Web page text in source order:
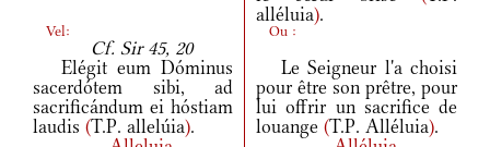
alléluia).
Vel: Ou :
Cf. Sir 45, 20
Elégit eum Dóminus
sacerdótem sibi, ad
sacrificándum ei hóstiam
laudis (T.P. allelúia).
Le Seigneur l'a choisi
pour être son prêtre, pour
lui offrir un sacrifice de
louange (T.P. Alléluia).